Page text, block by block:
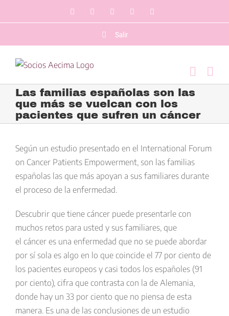
al
FacebookLinkedInTwitterYouTubeCorreo
Salir
Las familias españolas son las
que más se vuelcan con los
pacientes que sufren un cáncer
imagen
más
grande
Según un estudio presentado en el International Forum
on Cancer Patients Empowerment, son las familias
españolas las que más apoyan a sus familiares durante
el proceso de la enfermedad.
Descubrir que tiene cáncer puede presentarle con
muchos retos para usted y sus familiares, que
el cáncer es una enfermedad que no se puede abordar
por sí sola es algo en lo que coincide el 77 por ciento de
los pacientes europeos y casi todos los españoles (91
por ciento), cifra que contrasta con la de Alemania,
donde hay un 33 por ciento que no piensa de esta
manera. Es una de las conclusiones de un estudio